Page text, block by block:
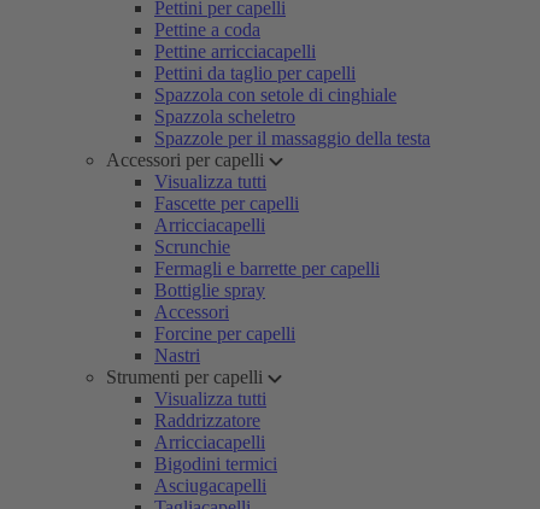
Pettini per capelli
Pettine a coda
Pettine arricciacapelli
Pettini da taglio per capelli
Spazzola con setole di cinghiale
Spazzola scheletro
Spazzole per il massaggio della testa
Accessori per capelli
Visualizza tutti
Fascette per capelli
Arricciacapelli
Scrunchie
Fermagli e barrette per capelli
Bottiglie spray
Accessori
Forcine per capelli
Nastri
Strumenti per capelli
Visualizza tutti
Raddrizzatore
Arricciacapelli
Bigodini termici
Asciugacapelli